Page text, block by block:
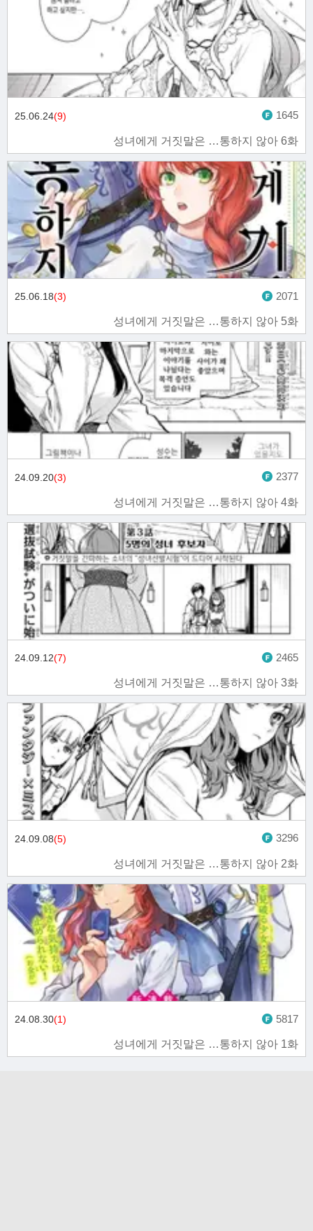
성녀에게 거짓말은 …통하지 않아 6화
25.06.24(9) 1645
성녀에게 거짓말은 …통하지 않아 5화
25.06.18(3) 2071
성녀에게 거짓말은 …통하지 않아 4화
24.09.20(3) 2377
성녀에게 거짓말은 …통하지 않아 3화
24.09.12(7) 2465
성녀에게 거짓말은 …통하지 않아 2화
24.09.08(5) 3296
성녀에게 거짓말은 …통하지 않아 1화
24.08.30(1) 5817